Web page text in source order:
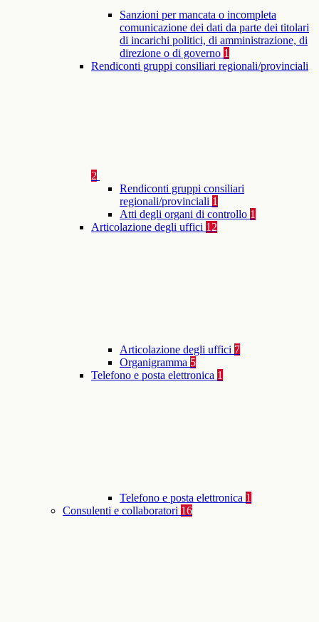
Sanzioni per mancata o incompleta
comunicazione dei dati da parte dei titolari
di incarichi politici, di amministrazione, di
direzione o di governo 1
Rendiconti gruppi consiliari regionali/provinciali
2
Rendiconti gruppi consiliari
regionali/provinciali 1
Atti degli organi di controllo 1
Articolazione degli uffici 12
Articolazione degli uffici 7
Organigramma 5
Telefono e posta elettronica 1
Telefono e posta elettronica 1
Consulenti e collaboratori 16